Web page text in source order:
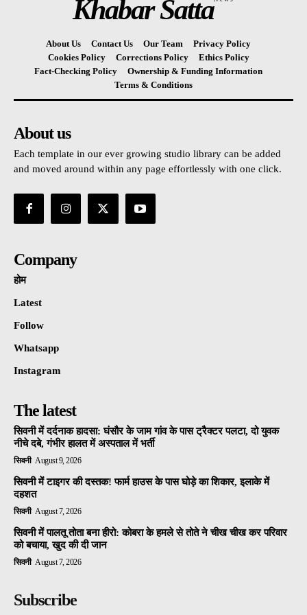
Khabar Satta
About Us Contact Us Our Team
Privacy Policy
Cookies Policy
Corrections Policy
Ethics Policy
Fact-Checking Policy
Ownership & Funding Information
Terms & Conditions
About us
Each template in our ever growing studio library can be added
and moved around within any page effortlessly with one click.
Company
होम
Latest
Follow
Whatsapp
Instagram
The latest
सिवनी में दर्दनाक हादसा: घंसौर के जाम गांव के पास ट्रैक्टर पलटा, दो युवक
नीचे दबे, गंभीर हालत में अस्पताल में भर्ती
सिवनी August 9, 2026
सिवनी में टाइगर की दस्तक! फार्म हाउस के पास घोड़े का शिकार, इलाके में
दहशत
सिवनी August 7, 2026
सिवनी में पालतू तोता बना हीरो: कोबरा के हमले से तोते ने चीख चीख कर परिवार
को बचाया, खुद की दी जान
सिवनी August 7, 2026
Subscribe